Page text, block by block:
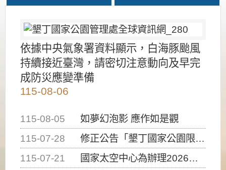
依據中央氣象署資料顯示，白海豚颱風
持續接近臺灣，請密切注意動向及早完
成防災應變準備
115-08-06
115-08-05
如夢幻泡影 應作如是觀
115-07-28
修正公告「墾丁國家公園限制水域遊憩活動之種類、範圍、時間及行為」，自即日生效。
115-07-21
國家太空中心為辦理2026台灣盃火箭競賽，陸、海、空域警戒及協調相關事宜，因颱風備案事宜